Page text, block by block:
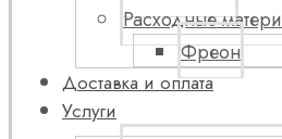
Расходные
Фреон
Доставка и оплата
Услуги